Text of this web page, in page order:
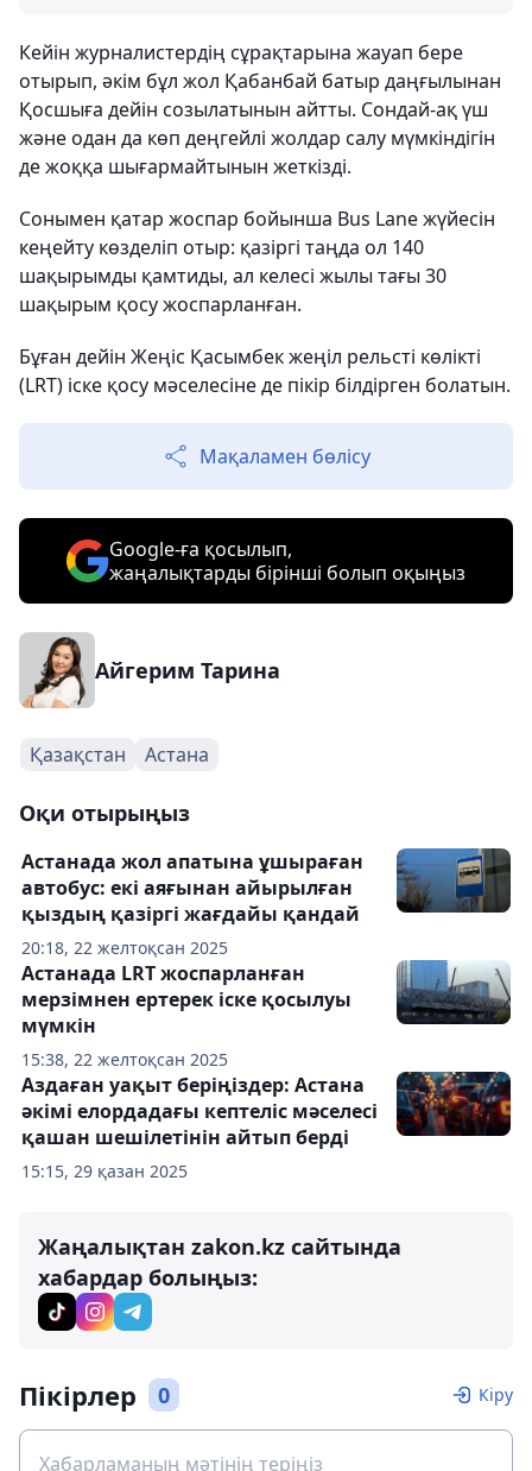
Кейін журналистердің сұрақтарына жауап бере
отырып, әкім бұл жол Қабанбай батыр даңғылынан
Қосшыға дейін созылатынын айтты. Сондай-ақ үш
және одан да көп деңгейлі жолдар салу мүмкіндігін
де жоққа шығармайтынын жеткізді.
Сонымен қатар жоспар бойынша Bus Lane жүйесін
кеңейту көзделіп отыр: қазіргі таңда ол 140
шақырымды қамтиды, ал келесі жылы тағы 30
шақырым қосу жоспарланған.
Бұған дейін Жеңіс Қасымбек жеңіл рельсті көлікті
(LRT) іске қосу мәселесіне де пікір білдірген болатын.
Мақаламен бөлісу
Google-ға қосылып,
жаңалықтарды бірінші болып оқыңыз
Айгерим Тарина
Қазақстан Астана
Оқи отырыңыз
20:18, 22 желтоқсан 2025
Астанада жол апатына ұшыраған
автобус: екі аяғынан айырылған
қыздың қазіргі жағдайы қандай
15:38, 22 желтоқсан 2025
Астанада LRT жоспарланған
мерзімнен ертерек іске қосылуы
мүмкін
15:15, 29 қазан 2025
Аздаған уақыт беріңіздер: Астана
әкімі елордадағы кептеліс мәселесі
қашан шешілетінін айтып берді
Жаңалықтан zakon.kz сайтында
хабардар болыңыз:
Пікірлер 0 Кіру